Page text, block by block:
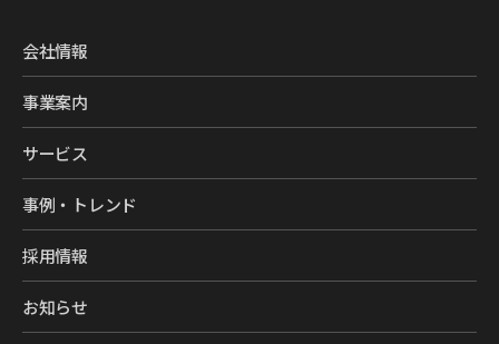
会社情報
事業案内
サービス
事例・トレンド
採用情報
お知らせ